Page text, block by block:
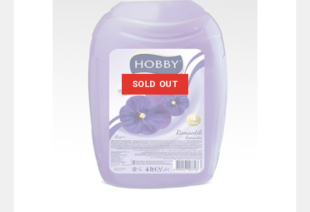
SOLD OUT